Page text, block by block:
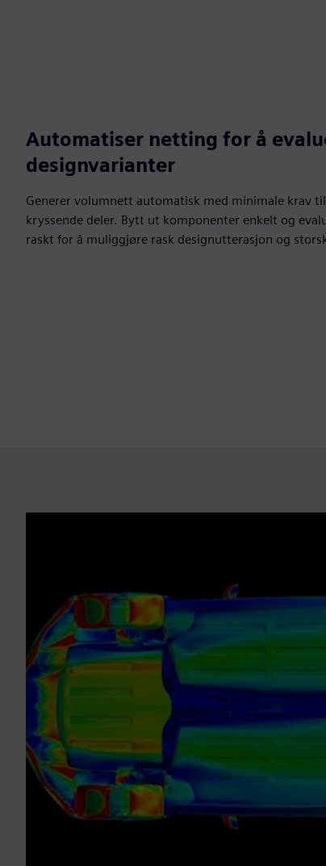
Automatiser netting for å
designvarianter
Generer volumnett automatisk med minimale krav
kryssende deler. Bytt ut komponenter enkelt og
raskt for å muliggjøre rask designutterasjon og